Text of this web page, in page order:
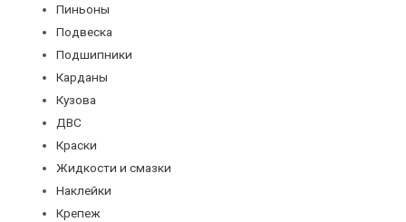
Пиньоны
Подвеска
Подшипники
Карданы
Кузова
ДВС
Краски
Жидкости и смазки
Наклейки
Крепеж